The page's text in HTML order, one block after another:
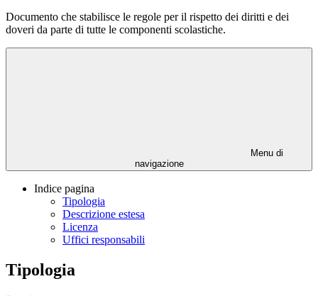
Documento che stabilisce le regole per il rispetto dei diritti e dei
doveri da parte di tutte le componenti scolastiche.
Menu di
navigazione
Indice pagina
Tipologia
Descrizione estesa
Licenza
Uffici responsabili
Tipologia